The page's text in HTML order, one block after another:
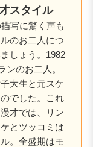
スタイル
写に驚く声も
のお二人につ
しょう。1982
のお二人。
大生と元スケ
でした。これ
才では、リン
とツッコミは
。全盛期はモ